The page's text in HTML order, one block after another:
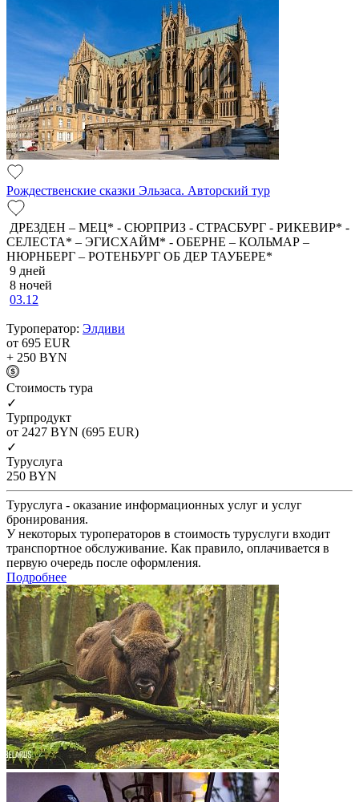
Рождественские сказки Эльзаса. Авторский тур
ДРЕЗДЕН – МЕЦ* - СЮРПРИЗ - СТРАСБУРГ - РИКЕВИР* -
СЕЛЕСТА* – ЭГИСХАЙМ* - ОБЕРНЕ – КОЛЬМАР –
НЮРНБЕРГ – РОТЕНБУРГ ОБ ДЕР ТАУБЕРЕ*
9 дней
8 ночей
03.12
Туроператор: Элдиви
от 695 EUR
+ 250 BYN
Cтоимость тура
✓
Турпродукт
от 2427 BYN (695 EUR)
✓
Туруслуга
250 BYN
Туруслуга - оказание информационных услуг и услуг
бронирования.
У некоторых туроператоров в стоимость туруслуги входит
транспортное обслуживание. Как правило, оплачивается в
первую очередь после оформления.
Подробнее